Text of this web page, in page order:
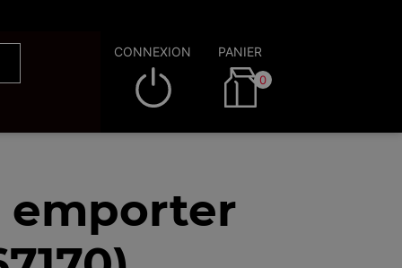
CONNEXION PANIER
0
emporter